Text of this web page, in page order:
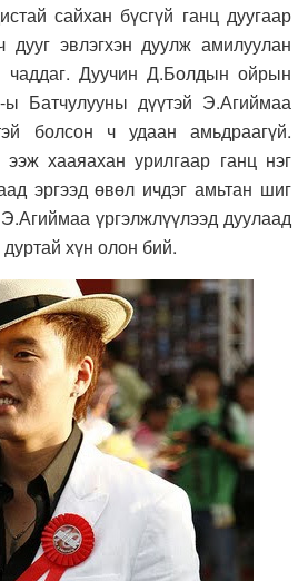
сайхан бүсгүй ганц дуугаар
дууг эвлэгхэн дуулж амилуулан
чаддаг. Дуучин Д.Болдын ойрын
ы Батчулууны дүүтэй Э.Агиймаа
болсон ч удаан амьдраагүй.
хааяахан урилгаар ганц нэг
эргээд өвөл ичдэг амьтан шиг
Э.Агиймаа үргэлжлүүлээд дуулаад
хүн олон бий.